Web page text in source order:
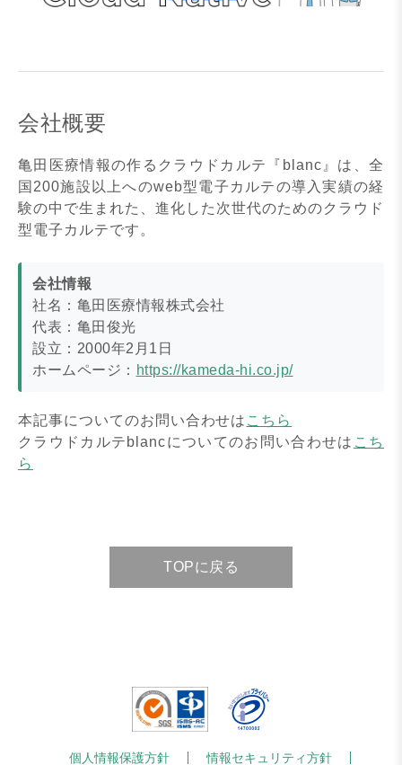
会社概要
亀田医療情報の作るクラウドカルテ『blanc』は、全
国200施設以上へのweb型電子カルテの導入実績の経
験の中で生まれた、進化した次世代のためのクラウド
型電子カルテです。
会社情報
社名：亀田医療情報株式会社
代表：亀田俊光
設立：2000年2月1日
ホームページ： https://kameda-hi.co.jp/
本記事についてのお問い合わせは こちら
クラウドカルテblancについてのお問い合わせは こち
ら
TOPに戻る
個人情報保護方針 情報セキュリティ方針